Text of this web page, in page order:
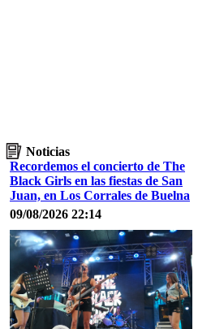
Noticias
Recordemos el concierto de The
Black Girls en las fiestas de San
Juan, en Los Corrales de Buelna
09/08/2026 22:14